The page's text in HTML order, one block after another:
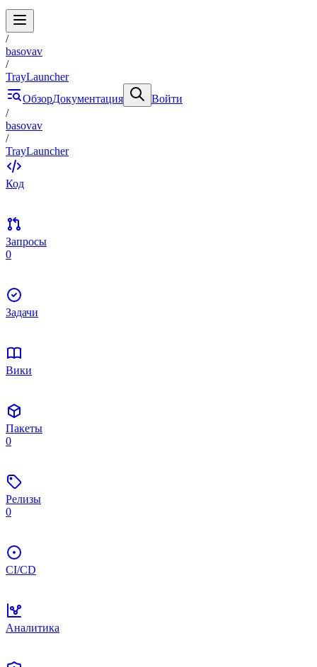
/
basovav
/
TrayLauncher
ОбзорДокументация
Войти
/
basovav
/
TrayLauncher
Код
Запросы
0
Задачи
Вики
Пакеты
0
Релизы
0
CI/CD
Аналитика